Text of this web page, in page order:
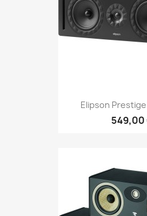
Elipson Prestige
549,00